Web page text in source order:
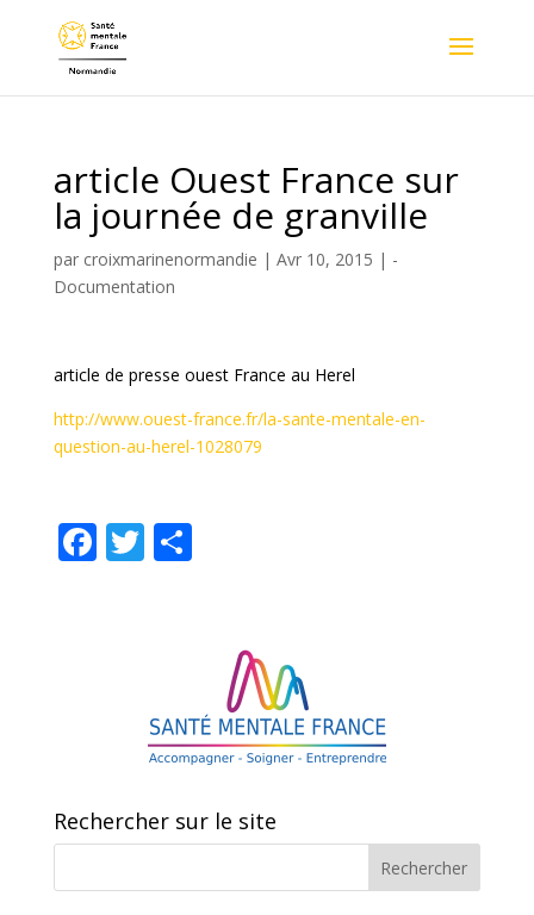
article Ouest France sur
la journée de granville
par croixmarinenormandie | Avr 10, 2015 | -
Documentation
article de presse ouest France au Herel
http://www.ouest-france.fr/la-sante-mentale-en-
question-au-herel-1028079
F T P
er
Rechercher sur le site